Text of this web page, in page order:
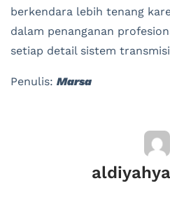
berkendara lebih tenang
dalam penanganan
setiap detail sistem
Penulis: Marsa